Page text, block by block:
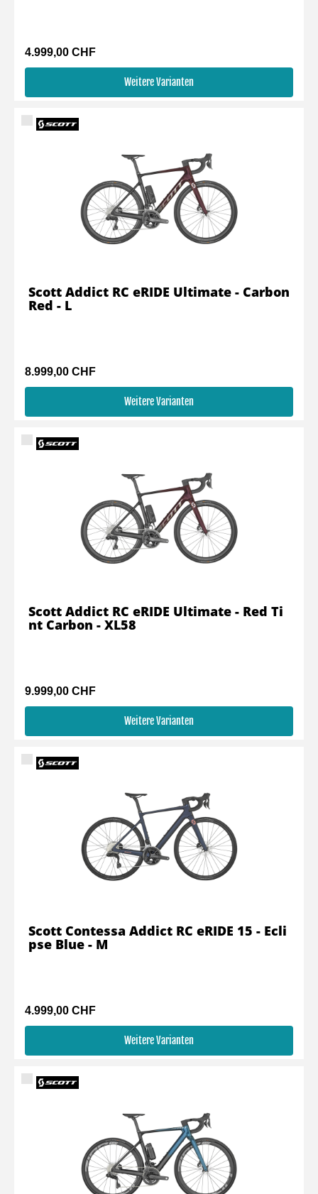
4.999,00 CHF
Weitere Varianten
8.999,00 CHF
Weitere Varianten
Scott Addict RC eRIDE Ultimate - Carbon
Red - L
9.999,00 CHF
Weitere Varianten
Scott Addict RC eRIDE Ultimate - Red Ti
nt Carbon - XL58
4.999,00 CHF
Weitere Varianten
Scott Contessa Addict RC eRIDE 15 - Ecli
pse Blue - M